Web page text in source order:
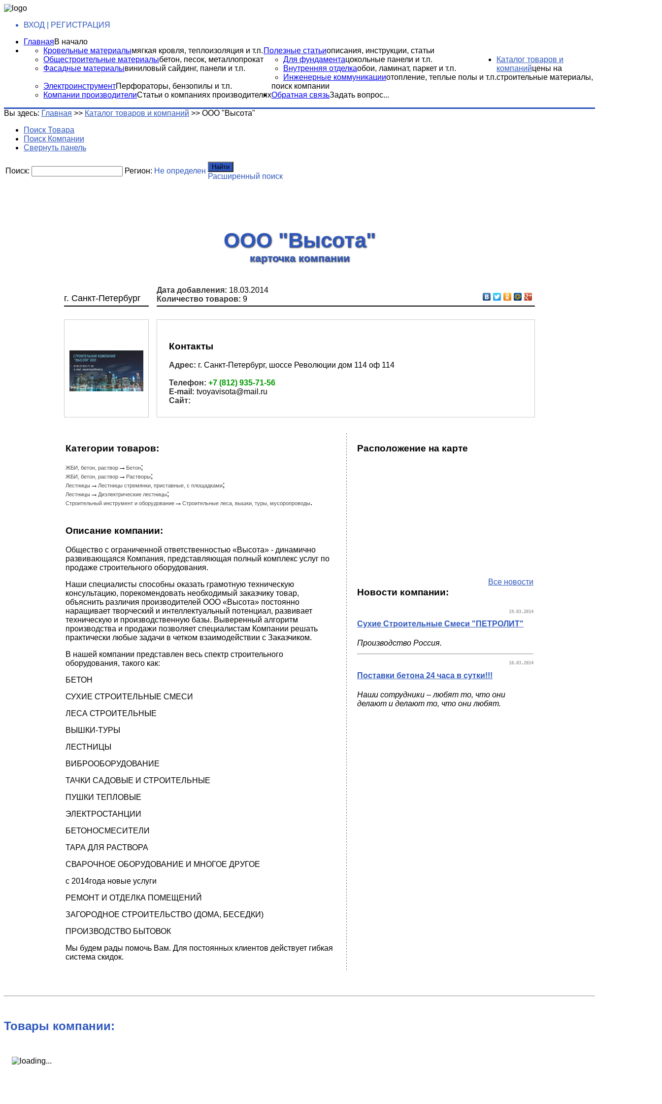
ВХОД | РЕГИСТРАЦИЯ
ГлавнаяВ начало
Полезные статьиописания, инструкции, статьи
Кровельные материалымягкая кровля, теплоизоляция и т.п.
Общестроительные материалыбетон, песок, металлопрокат
Фасадные материалывиниловый сайдинг, панели и т.п.
Для фундаментацокольные панели и т.п.
Внутренняя отделкаобои, ламинат, паркет и т.п.
Инженерные коммуникацииотопление, теплые полы и т.п.
ЭлектроинструментПерфораторы, бензопилы и т.п.
Компании производителиСтатьи о компаниях производителях
Каталог товаров и
компанийцены на
строительные материалы,
поиск компании
Обратная связьЗадать вопрос...
Вы здесь: Главная >> Каталог товаров и компаний >> ООО "Высота"
Поиск Товара
Поиск Компании
Свернуть панель
Поиск: Регион: Не определен Найти
Расширенный поиск
ООО "Высота"
карточка компании
г. Санкт-Петербург
Дата добавления: 18.03.2014
Количество товаров: 9
Контакты
Адрес: г. Санкт-Петербург, шоссе Революции дом 114 оф 114
Телефон: +7 (812) 935-71-56
E-mail: tvoyavisota@mail.ru
Сайт:
Категории товаров:
ЖБИ, бетон, раствор → Бетон;
ЖБИ, бетон, раствор → Растворы;
Лестницы → Лестницы стремянки, приставные, с площадками;
Лестницы → Диэлектрические лестницы;
Строительный инструмент и оборудование → Строительные леса, вышки, туры, мусоропроводы.
Описание компании:
Общество с ограниченной ответственностью «Высота» - динамично
развивающаяся Компания, представляющая полный комплекс услуг по
продаже строительного оборудования.
Наши специалисты способны оказать грамотную техническую
консультацию, порекомендовать необходимый заказчику товар,
объяснить различия производителей ООО «Высота» постоянно
наращивает творческий и интеллектуальный потенциал, развивает
техническую и производственную базы. Выверенный алгоритм
производства и продажи позволяет специалистам Компании решать
практически любые задачи в четком взаимодействии с Заказчиком.
В нашей компании представлен весь спектр строительного
оборудования, такого как:
БЕТОН
СУХИЕ СТРОИТЕЛЬНЫЕ СМЕСИ
ЛЕСА СТРОИТЕЛЬНЫЕ
ВЫШКИ-ТУРЫ
ЛЕСТНИЦЫ
ВИБРООБОРУДОВАНИЕ
ТАЧКИ САДОВЫЕ И СТРОИТЕЛЬНЫЕ
ПУШКИ ТЕПЛОВЫЕ
ЭЛЕКТРОСТАНЦИИ
БЕТОНОСМЕСИТЕЛИ
ТАРА ДЛЯ РАСТВОРА
СВАРОЧНОЕ ОБОРУДОВАНИЕ И МНОГОЕ ДРУГОЕ
с 2014года новые услуги
РЕМОНТ И ОТДЕЛКА ПОМЕЩЕНИЙ
ЗАГОРОДНОЕ СТРОИТЕЛЬСТВО (ДОМА, БЕСЕДКИ)
ПРОИЗВОДСТВО БЫТОВОК
Мы будем рады помочь Вам. Для постоянных клиентов действует гибкая
система скидок.
Расположение на карте
Все новости
Новости компании:
19.03.2014
Сухие Строительные Смеси "ПЕТРОЛИТ"
Производство Россия.
18.03.2014
Поставки бетона 24 часа в сутки!!!
Наши сотрудники – любят то, что они
делают и делают то, что они любят.
Товары компании: